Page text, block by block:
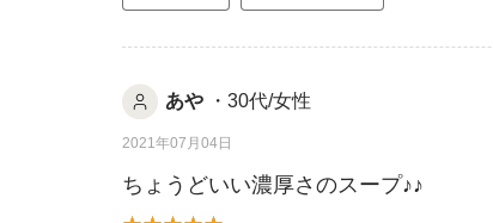
あや ・30代/女性
2021年07月04日
ちょうどいい濃厚さのスープ♪♪